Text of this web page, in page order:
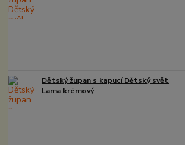
Dětský župan s kapucí Dětský svět
Lama krémový